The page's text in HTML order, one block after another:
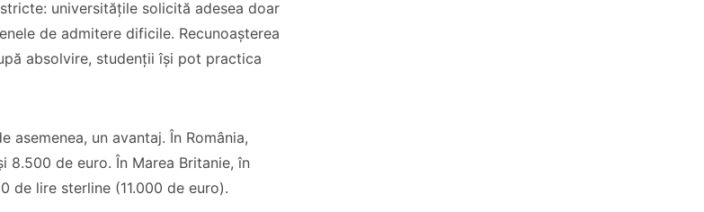
universitățile solicită adesea doar
de admitere dificile. Recunoașterea
absolvire, studenții își pot practica
un avantaj. În România,
8.500 de euro. În Marea Britanie, în
de lire sterline (11.000 de euro).